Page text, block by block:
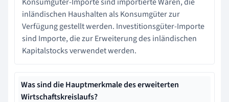
inländischen Haushalten als Konsumgüter zur
Verfügung gestellt werden. Investitionsgüter-Importe
sind Importe, die zur Erweiterung des inländischen
Kapitalstocks verwendet werden.
Was sind die Hauptmerkmale des erweiterten
Wirtschaftskreislaufs?